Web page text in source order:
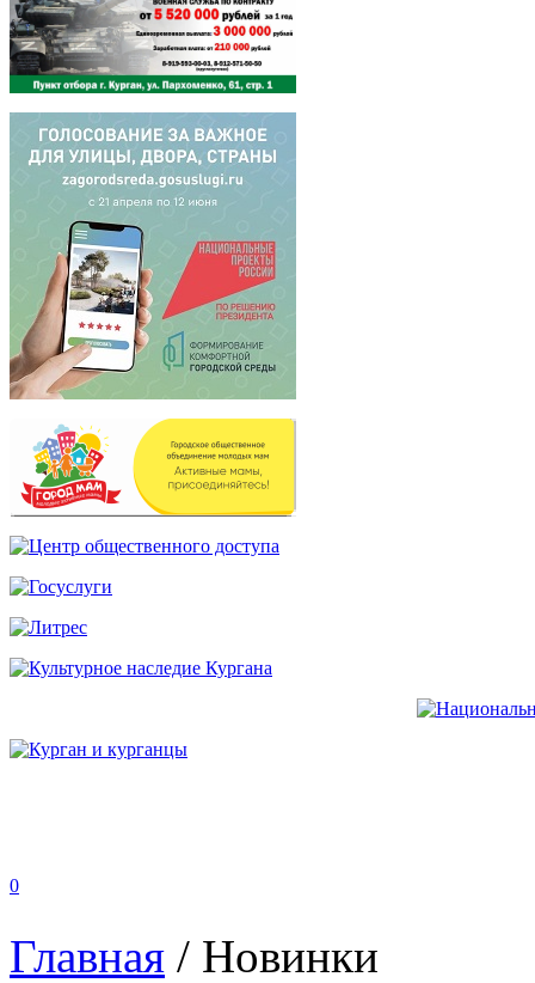
0
Главная / Новинки